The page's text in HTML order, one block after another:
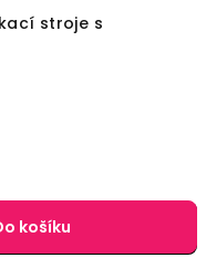
stroje s
košíku